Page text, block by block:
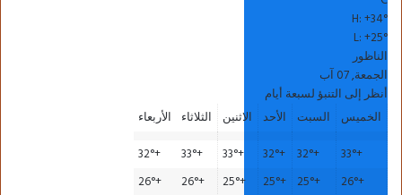
H:+34°
L:+25°
الناظور
الجمعة, 07 آب
أنظر إلى التنبؤ لسبعة أيام
الخميس
السبت الأحد الاثنين الثلاثاء
الأربعاء
+
33°
+
32°
+
32°
+
33°
+
33°
+
32°
+
26°
+
25°
+
25°
+
25°
+
26°
+
26°